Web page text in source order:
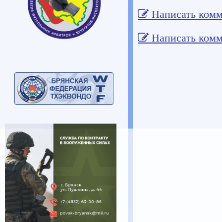
Написать
Написать